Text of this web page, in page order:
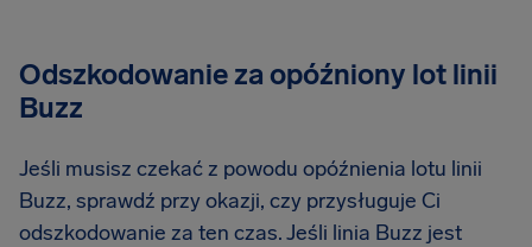
Odszkodowanie za opóźniony lot linii
Buzz
Jeśli musisz czekać z powodu opóźnienia lotu linii
Buzz, sprawdź przy okazji, czy przysługuje Ci
odszkodowanie za ten czas. Jeśli linia Buzz jest